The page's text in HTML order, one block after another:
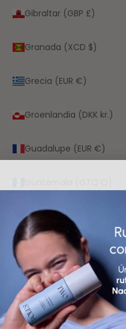
Gibraltar (GBP £)
Granada (XCD $)
Grecia (EUR €)
Groenlandia (DKK kr.)
Guadalupe (EUR €)
Guayana Francesa (EUR
Guernesey (GBP £)
Guinea (GNF Fr)
Guinea Ecuatorial (XAF